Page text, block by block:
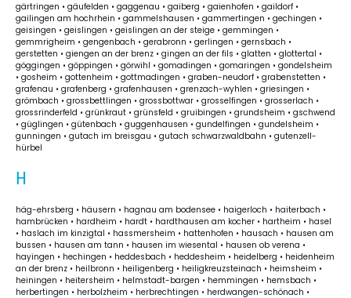
gärtringen • gäufelden • gaggenau • gaiberg • gaienhofen • gaildorf •
gailingen am hochrhein • gammelshausen • gammertingen • gechingen •
geisingen • geislingen • geislingen an der steige • gemmingen •
gemmrigheim • gengenbach • gerabronn • gerlingen • gernsbach •
gerstetten • giengen an der brenz • gingen an der fils • glatten • glottertal •
göggingen • göppingen • görwihl • gomadingen • gomaringen • gondelsheim
• gosheim • gottenheim • gottmadingen • graben-neudorf • grabenstetten •
grafenau • grafenberg • grafenhausen • grenzach-wyhlen • griesingen •
grömbach • grossbettlingen • grossbottwar • grosselfingen • grosserlach •
grossrinderfeld • grünkraut • grünsfeld • gruibingen • grundsheim • gschwend
• güglingen • gütenbach • guggenhausen • gundelfingen • gundelsheim •
gunningen • gutach im breisgau • gutach schwarzwaldbahn • gutenzell-
hürbel
H
häg-ehrsberg • häusern • hagnau am bodensee • haigerloch • haiterbach •
hambrücken • hardheim • hardt • hardthausen am kocher • hartheim • hasel
• haslach im kinzigtal • hassmersheim • hattenhofen • hausach • hausen am
bussen • hausen am tann • hausen im wiesental • hausen ob verena •
hayingen • hechingen • heddesbach • heddesheim • heidelberg • heidenheim
an der brenz • heilbronn • heiligenberg • heiligkreuzsteinach • heimsheim •
heiningen • heitersheim • helmstadt-bargen • hemmingen • hemsbach •
herbertingen • herbolzheim • herbrechtingen • herdwangen-schönach •